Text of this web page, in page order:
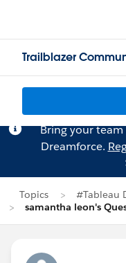
Trailblazer
Bring your
Dreamforce.
Topics
#Tableau
samantha leon's